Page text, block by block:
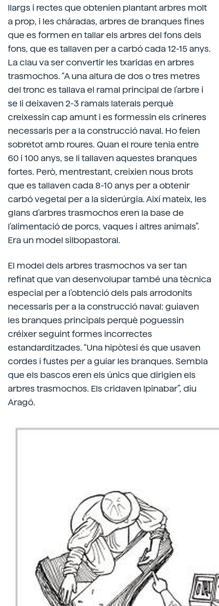
llargs i rectes que obtenien plantant arbres molt
a prop, i les cháradas, arbres de branques fines
que es formen en tallar els arbres del fons dels
fons, que es tallaven per a carbó cada 12-15 anys.
La clau va ser convertir les txaridas en arbres
trasmochos. “A una altura de dos o tres metres
del tronc es tallava el ramal principal de l'arbre i
se li deixaven 2-3 ramals laterals perquè
creixessin cap amunt i es formessin els crineres
necessaris per a la construcció naval. Ho feien
sobretot amb roures. Quan el roure tenia entre
60 i 100 anys, se li tallaven aquestes branques
fortes. Però, mentrestant, creixien nous brots
que es tallaven cada 8-10 anys per a obtenir
carbó vegetal per a la siderúrgia. Així mateix, les
glans d'arbres trasmochos eren la base de
l'alimentació de porcs, vaques i altres animals”.
Era un model silbopastoral.
El model dels arbres trasmochos va ser tan
refinat que van desenvolupar també una tècnica
especial per a l'obtenció dels pals arrodonits
necessaris per a la construcció naval: guiaven
les branques principals perquè poguessin
créixer seguint formes incorrectes
estandarditzades. “Una hipòtesi és que usaven
cordes i fustes per a guiar les branques. Sembla
que els bascos eren els únics que dirigien els
arbres trasmochos. Els cridaven Ipinabar”, diu
Aragó.